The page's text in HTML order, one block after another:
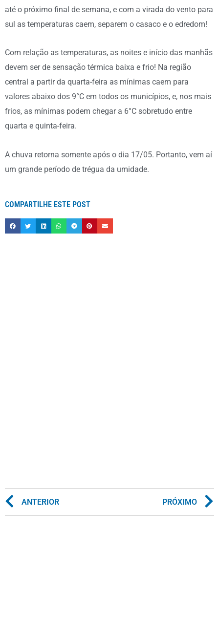
até o próximo final de semana, e com a virada do vento para
sul as temperaturas caem, separem o casaco e o edredom!
Com relação as temperaturas, as noites e início das manhãs
devem ser de sensação térmica baixa e frio! Na região
central a partir da quarta-feira as mínimas caem para
valores abaixo dos 9°C em todos os municípios, e, nos mais
frios, as mínimas podem chegar a 6°C sobretudo entre
quarta e quinta-feira.
A chuva retorna somente após o dia 17/05. Portanto, vem aí
um grande período de trégua da umidade.
COMPARTILHE ESTE POST
ANTERIOR PRÓXIMO